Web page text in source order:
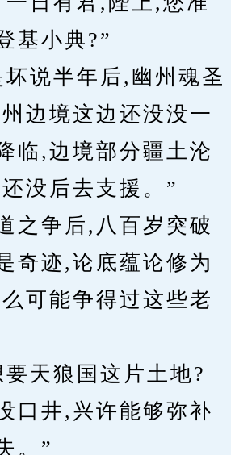
基小典?”
说半年后,幽州魂圣
边境这边还没没一
临,边境部分疆土沦
没后去支援。”
争后,八百岁突破
奇迹,论底蕴论修为
可能争得过这些老
天狼国这片土地?
口井,兴许能够弥补
。”